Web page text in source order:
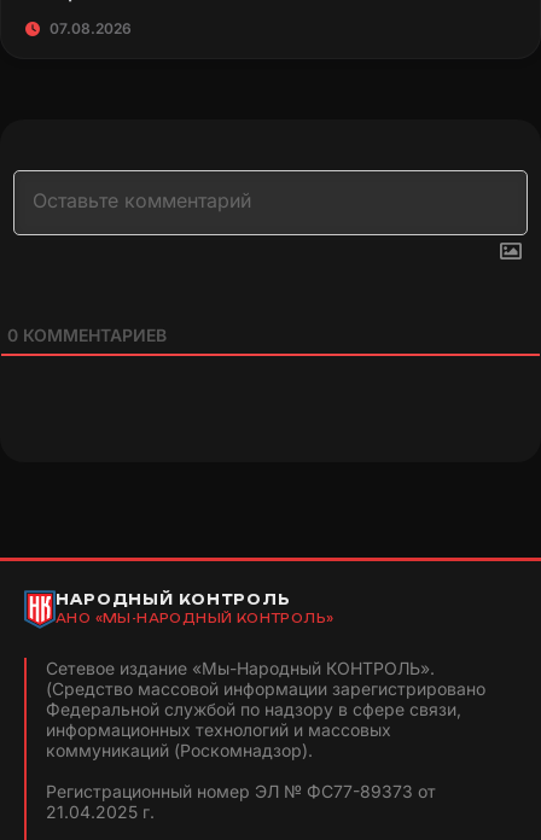
07.08.2026
0 КОММЕНТАРИЕВ
НАРОДНЫЙ КОНТРОЛЬ
АНО «МЫ-НАРОДНЫЙ КОНТРОЛЬ»
Сетевое издание «Мы-Народный КОНТРОЛЬ».
(Средство массовой информации зарегистрировано
Федеральной службой по надзору в сфере связи,
информационных технологий и массовых
коммуникаций (Роскомнадзор).
Регистрационный номер ЭЛ № ФС77-89373 от
21.04.2025 г.